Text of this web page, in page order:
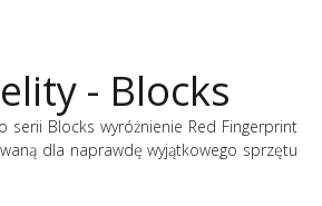
- Blocks
serii Blocks wyróżnienie Red Fingerprint
dla naprawdę wyjątkowego sprzętu